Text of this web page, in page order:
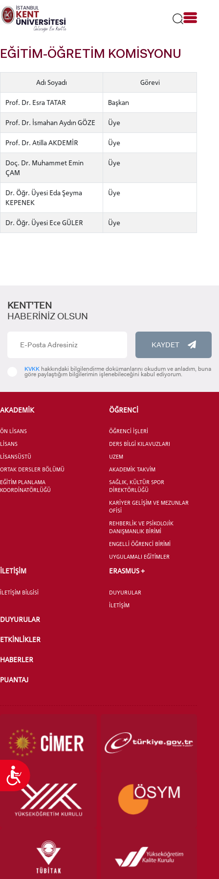
Lütfen
dikkat:
Bu
sitesi
bir
sistemi
Ulaşılabilirlik
ADAY ÖĞRENCİ
LİSANSÜSTÜ EĞİTİM ENSTİTÜSÜ
YATAY GEÇİŞ
EĞİTİM-ÖĞRETİM KOMİSYONU
Adı Soyadı Görevi
Prof. Dr. Esra TATAR Başkan
Prof. Dr. İsmahan Aydın GÖZE Üye
Prof. Dr. Atilla AKDEMİR Üye
Doç. Dr. Muhammet Emin
ÇAM
Üye
Dr. Öğr. Üyesi Eda Şeyma
KEPENEK
Üye
Dr. Öğr. Üyesi Ece GÜLER Üye
KENT’TEN
HABERİNİZ OLSUN
KAYDET
KVKK hakkındaki bilgilendirme dokümanlarını okudum ve anladım, buna
göre paylaştığım bilgilerimin işlenebileceğini kabul ediyorum.
AKADEMİK
ÖN LİSANS
LİSANS
LİSANSÜSTÜ
ORTAK DERSLER BÖLÜMÜ
EĞİTİM PLANLAMA
KOORDİNATÖRLÜĞÜ
ÖĞRENCİ
ÖĞRENCİ İŞLERİ
DERS BİLGİ KILAVUZLARI
UZEM
AKADEMİK TAKVİM
SAĞLIK, KÜLTÜR SPOR
DİREKTÖRLÜĞÜ
KARİYER GELİŞİM VE MEZUNLAR
OFİSİ
REHBERLİK VE PSİKOLOJİK
DANIŞMANLIK BİRİMİ
ENGELLİ ÖĞRENCİ BİRİMİ
UYGULAMALI EĞİTİMLER
İLETİŞİM
İLETİŞİM BİLGİSİ
ERASMUS +
DUYURULAR
İLETİŞİM
DUYURULAR
ETKİNLİKLER
HABERLER
PUANTAJ